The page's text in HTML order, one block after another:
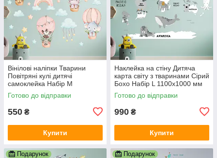
Вінілові наліпки Тварини
Повітряні кулі дитячі
самоклейка Набір M
1100х500 мм матова Happy
Pocket
Готово до відправки
550 ₴
Купити
Наклейка на стіну Дитяча
карта світу з тваринами Сірий
Бохо Набір L 1100х1000 мм
матова Happy Pocket
Готово до відправки
990 ₴
Купити
Подарунок Подарунок